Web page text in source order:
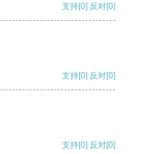
支持[0] 反对[0]
支持[0] 反对[0]
支持[0] 反对[0]